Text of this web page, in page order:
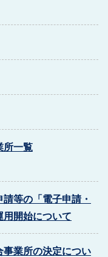
所一覧
等の「電子申請・
用開始について
事業所の決定につい